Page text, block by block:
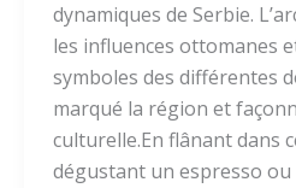
dynamiques de Serbie.
les influences ottomanes
symboles des différentes
marqué la région et
culturelle.En flânant dans
dégustant un espresso